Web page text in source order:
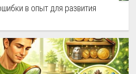
в опыт для развития